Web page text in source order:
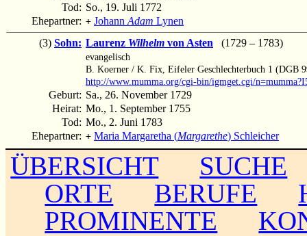
Tod: So., 19. Juli 1772
Ehepartner: + Johann Adam Lynen
(3) Sohn: Laurenz Wilhelm von Asten (1729 – 1783)
evangelisch
B. Koerner / K. Fix, Eifeler Geschlechterbuch 1 (DGB
http://www.mumma.org/cgi-bin/igmget.cgi/
Geburt: Sa., 26. November 1729
Heirat: Mo., 1. September 1755
Tod: Mo., 2. Juni 1783
Ehepartner: + Maria Margaretha (Margarethe) Schleicher
ÜBERSICHT
SUCHE
ORTE
BERUFE
PROMINENTE